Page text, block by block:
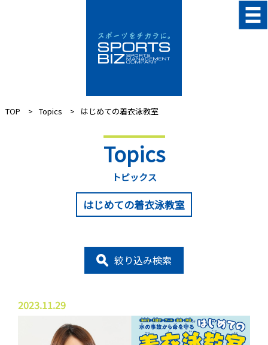
TOP Topics はじめての着衣泳教室
Topics
トピックス
はじめての着衣泳教室
絞り込み検索
2023.11.29